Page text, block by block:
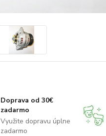
Doprava od 30€
zadarmo
Využite dopravu úplne
zadarmo